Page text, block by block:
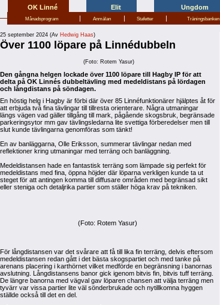
OK Linné Elit Ungdom
Månadsprogram | Anmälan | Stafetter | Träningsbanken
25 september 2024 (Av Hedwig Haas)
Över 1100 löpare på Linnédubbeln
(Foto: Rotem Yasur)
Den gångna helgen lockade över 1100 löpare till Hagby IP för att
delta på OK Linnés dubbeltävling med medeldistans på lördagen
och långdistans på söndagen.
En höstig helg i Hagby är förbi där över 85 Linnéfunktionärer hjälptes åt för
att erbjuda två fina tävlingar till tillresta orienterare. Några utmaningar
längs vägen vad gäller tillgång till mark, pågående skogsbruk, begränsade
parkeringsytor mm gav tävlingsledarna lite svettiga förberedelser men till
slut kunde tävlingarna genomföras som tänkt!
En av banläggarna, Olle Eriksson, summerar tävlingar nedan med
reflektioner kring utmaningar med terräng och banläggning.
Medeldistansen hade en fantastisk terräng som lämpade sig perfekt för
medeldistans med fina, öppna höjder där löparna verkligen kunde ta ut
steget för att antingen komma till diffusare områden med begränsad sikt
eller steniga och detaljrika partier som ställer höga krav på tekniken.
(Foto: Rotem Yasur)
För långdistansen var det svårare att få till lika fin terräng, delvis eftersom
medeldistansen redan gått i det bästa skogspartiet och med tanke på
arenans placering i karthörnet vilket medförde en begränsning i banornas
avslutning. Långdistansens banor gick igenom bitvis fin, bitvis tuff terräng.
De längre banorna med vägval gav löparen chansen att välja terräng men
tyvärr var vissa partier lite väl sönderbrukade och nytillkomna hyggen
ställde också till det en del.